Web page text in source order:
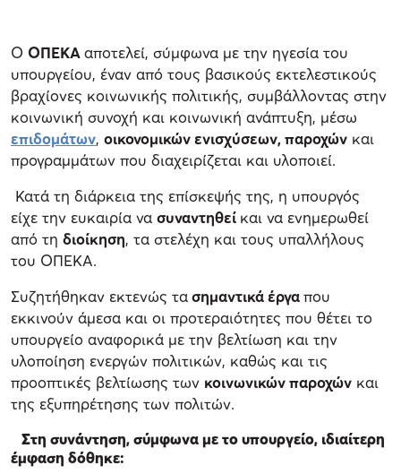
Ο ΟΠΕΚΑαποτελεί, σύμφωνα με την ηγεσία του
υπουργείου, έναν από τους βασικούς εκτελεστικούς
βραχίονες κοινωνικής πολιτικής, συμβάλλοντας στην
κοινωνική συνοχή και κοινωνική ανάπτυξη, μέσω
επιδομάτων, οικονομικών ενισχύσεων, παροχών και
προγραμμάτων που διαχειρίζεται και υλοποιεί.
Κατά τη διάρκεια της επίσκεψής της, η υπουργός
είχε την ευκαιρία να συναντηθεί και να ενημερωθεί
από τη διοίκηση, τα στελέχη και τους υπαλλήλους
του ΟΠΕΚΑ.
Συζητήθηκαν εκτενώς τασημαντικά έργαπου
εκκινούν άμεσα και οι προτεραιότητες που θέτει το
υπουργείο αναφορικά με την βελτίωση και την
υλοποίηση ενεργών πολιτικών, καθώς και τις
προοπτικές βελτίωσης των κοινωνικών παροχών και
της εξυπηρέτησης των πολιτών.
Στη συνάντηση, σύμφωνα με το υπουργείο, ιδιαίτερη
έμφαση δόθηκε: